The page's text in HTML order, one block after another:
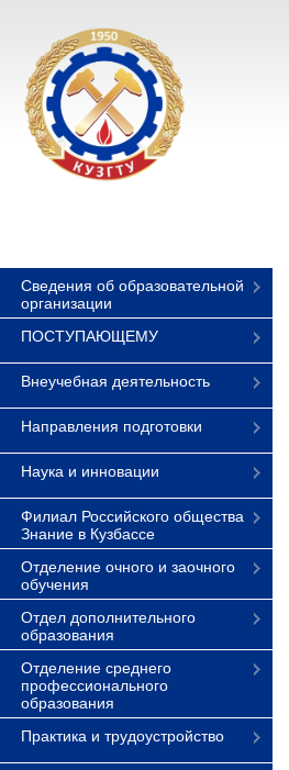
Сведения об образовательной
организации
ПОСТУПАЮЩЕМУ
Внеучебная деятельность
Направления подготовки
Наука и инновации
Филиал Российского общества
Знание в Кузбассе
Отделение очного и заочного
обучения
Отдел дополнительного
образования
Отделение среднего
профессионального
образования
Практика и трудоустройство